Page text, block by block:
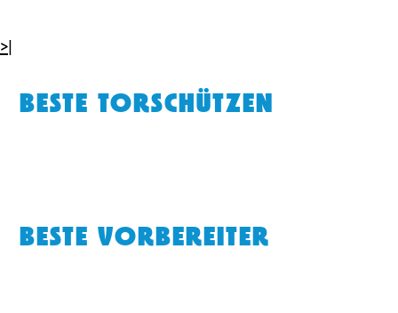
>|
BESTE TORSCHÜTZEN
BESTE VORBEREITER